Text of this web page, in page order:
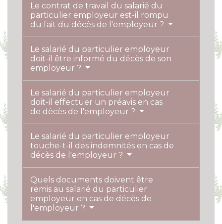
Le contrat de travail du salarié du
particulier employeur est-il rompu
du fait du décès de l'employeur ?
Le salarié du particulier employeur
doit-il être informé du décès de son
employeur ?
Le salarié du particulier employeur
doit-il effectuer un préavis en cas
de décès de l'employeur ?
Le salarié du particulier employeur
touche-t-il des indemnités en cas de
décès de l'employeur ?
Quels documents doivent être
remis au salarié du particulier
employeur en cas de décès de
l'employeur ?